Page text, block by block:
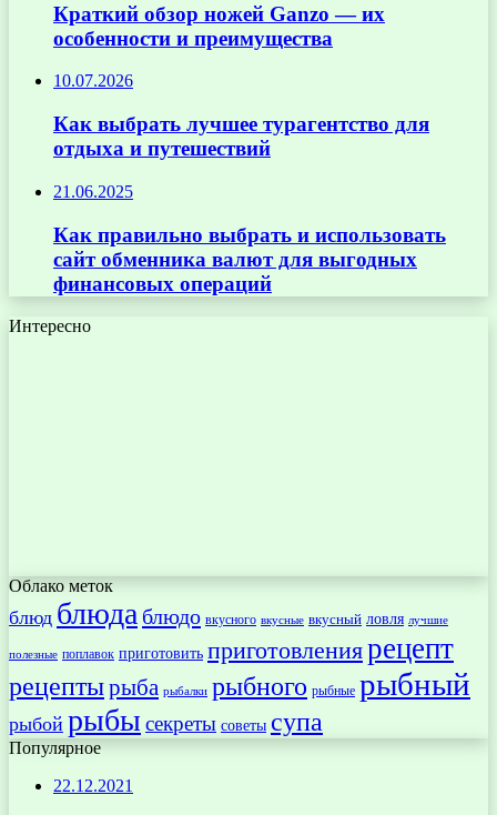
Краткий обзор ножей Ganzo — их
особенности и преимущества
10.07.2026
Как выбрать лучшее турагентство для
отдыха и путешествий
21.06.2025
Как правильно выбрать и использовать
сайт обменника валют для выгодных
финансовых операций
Интересно
Облако меток
блюд блюда блюдо вкусного вкусные вкусный ловля лучшие
полезные поплавок приготовить приготовлениярецепт
рецептырыба рыбалки рыбного рыбные рыбный
рыбой рыбысекреты советы супа
Популярное
22.12.2021